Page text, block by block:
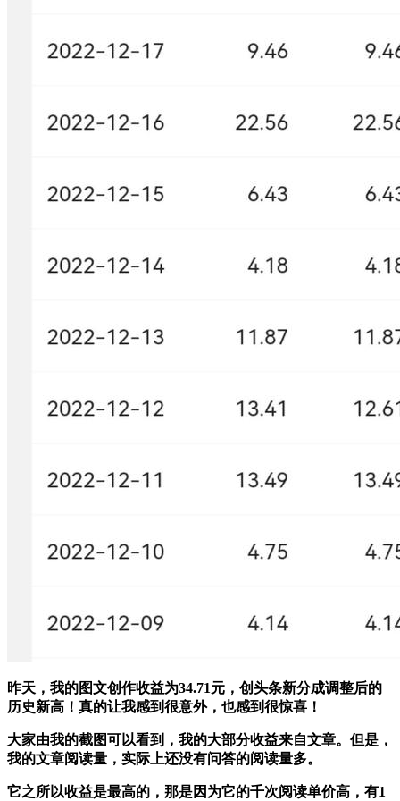
昨天，我的图文创作收益为34.71元，创头条新分成调整后的
历史新高！真的让我感到很意外，也感到很惊喜！
大家由我的截图可以看到，我的大部分收益来自文章。但是，
我的文章阅读量，实际上还没有问答的阅读量多。
它之所以收益是最高的，那是因为它的千次阅读单价高，有1